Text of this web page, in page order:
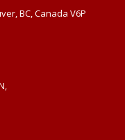
BC, Canada V6P